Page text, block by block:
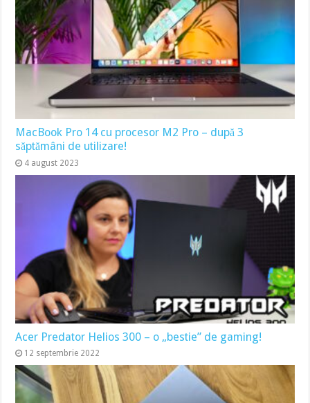
MacBook Pro 14 cu procesor M2 Pro – după 3
săptămâni de utilizare!
4 august 2023
Acer Predator Helios 300 – o „bestie” de gaming!
12 septembrie 2022